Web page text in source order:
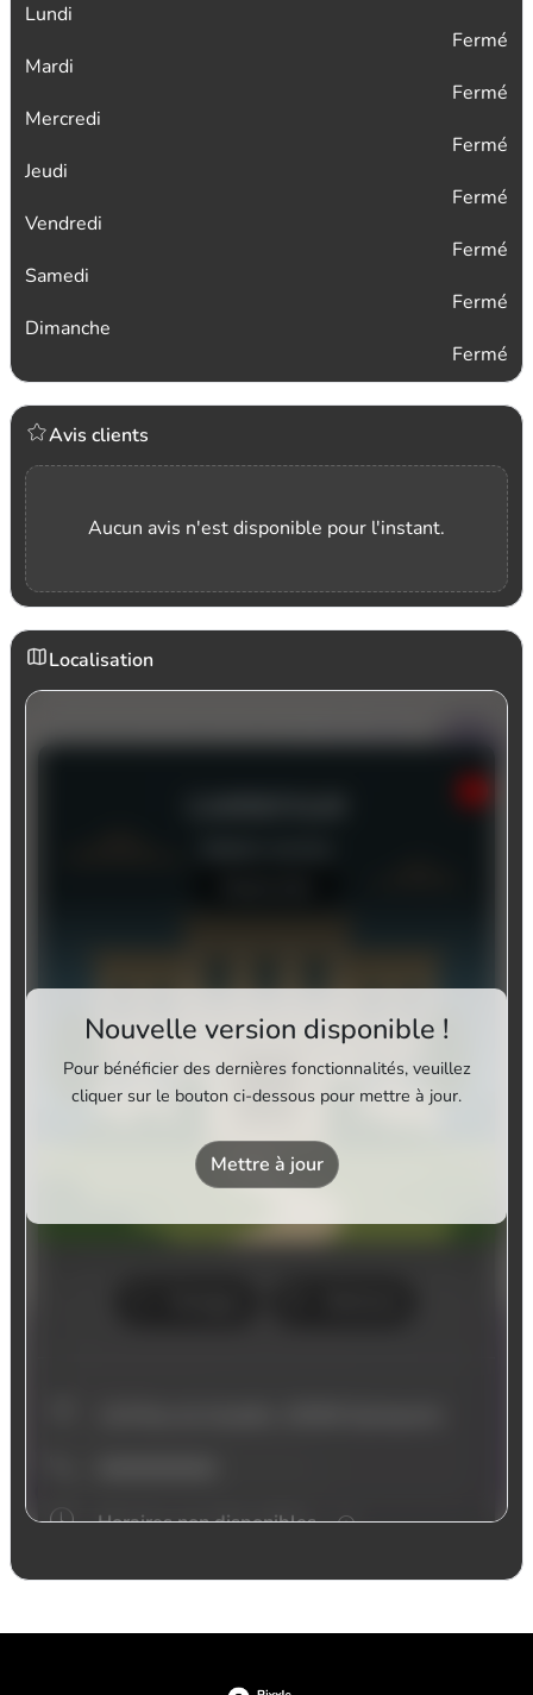
Lundi
Fermé
Mardi
Fermé
Mercredi
Fermé
Jeudi
Fermé
Vendredi
Fermé
Samedi
Fermé
Dimanche
Fermé
Avis clients
Aucun avis n'est disponible pour l'instant.
Localisation